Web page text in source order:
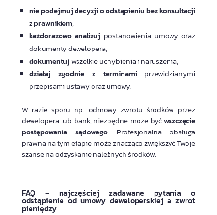
nie podejmuj decyzji o odstąpieniu bez konsultacji
z prawnikiem,
każdorazowo analizuj postanowienia umowy oraz
dokumenty dewelopera,
dokumentujwszelkie uchybienia i naruszenia,
działaj zgodnie z terminamiprzewidzianymi
przepisami ustawy oraz umowy.
W razie sporu np. odmowy zwrotu środków przez
dewelopera lub bank, niezbędne może byćwszczęcie
postępowania sądowego. Profesjonalna obsługa
prawna na tym etapie może znacząco zwiększyć Twoje
szanse na odzyskanie należnych środków.
FAQ – najczęściej zadawane pytania o
odstąpienie od umowy deweloperskiej a zwrot
pieniędzy